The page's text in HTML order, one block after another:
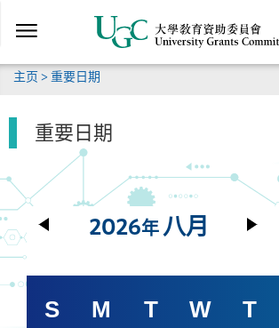
到
主
要
主页 > 重要日期
重要日期
2026年 八月
S M T W T